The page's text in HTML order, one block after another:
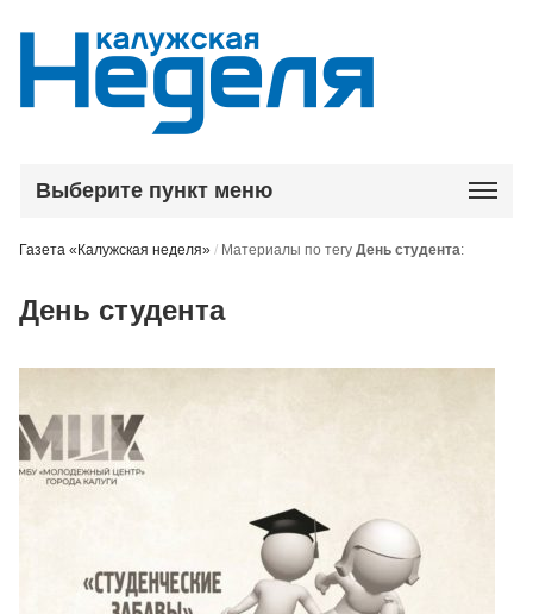
Выберите пункт меню
Газета «Калужская неделя» / Материалы по тегуДень студента:
День студента